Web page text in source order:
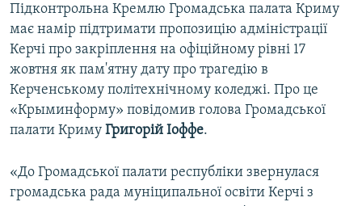
пошуку
ІНТЕРВ'Ю
ВСЕ ЗА ДЕНЬ
СПЕЦПРОЕКТИ
ДЕПОРТАЦІЯ
ВІДЕОУРОКИ «ELIFBE»
УКРАЇНСЬКА ПРОБЛЕМА КРИМУ
ЯК ОБІЙТИ БЛОКУВАННЯ
Qırımtatar
Підконтрольна Кремлю Громадська палата Криму
має намір підтримати пропозицію адміністрації
Керчі про закріплення на офіційному рівні 17
жовтня як пам'ятну дату про трагедію в
Керченському політехнічному коледжі. Про це
«Крыминформу» повідомив голова Громадської
палати Криму Григорій Іоффе.
«До Громадської палати республіки звернулася
громадська рада муніципальної освіти Керчі з